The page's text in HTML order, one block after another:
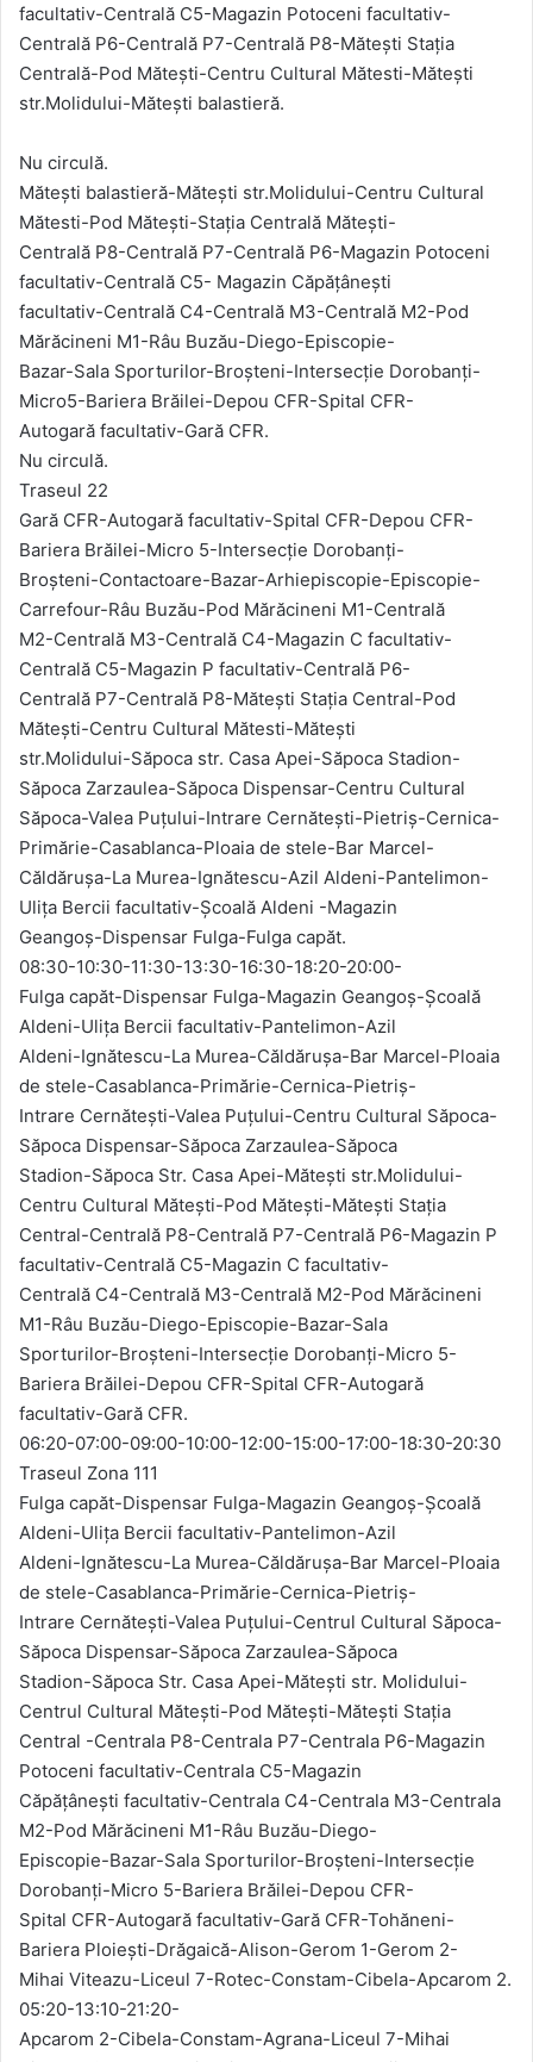
facultativ-Centrală C5-Magazin Potoceni facultativ-
Centrală P6-Centrală P7-Centrală P8-Mătești Stația
Centrală-Pod Mătești-Centru Cultural Mătesti-Mătești
str.Molidului-Mătești balastieră.
Nu circulă.
Mătești balastieră-Mătești str.Molidului-Centru Cultural
Mătesti-Pod Mătești-Stația Centrală Mătești-
Centrală P8-Centrală P7-Centrală P6-Magazin Potoceni
facultativ-Centrală C5- Magazin Căpățânești
facultativ-Centrală C4-Centrală M3-Centrală M2-Pod
Mărăcineni M1-Râu Buzău-Diego-Episcopie-
Bazar-Sala Sporturilor-Broșteni-Intersecție Dorobanţi-
Micro5-Bariera Brăilei-Depou CFR-Spital CFR-
Autogară facultativ-Gară CFR.
Nu circulă.
Traseul 22
Gară CFR-Autogară facultativ-Spital CFR-Depou CFR-
Bariera Brăilei-Micro 5-Intersecție Dorobanți-
Broșteni-Contactoare-Bazar-Arhiepiscopie-Episcopie-
Carrefour-Râu Buzău-Pod Mărăcineni M1-Centrală
M2-Centrală M3-Centrală C4-Magazin C facultativ-
Centrală C5-Magazin P facultativ-Centrală P6-
Centrală P7-Centrală P8-Mătești Stația Central-Pod
Mătești-Centru Cultural Mătesti-Mătești
str.Molidului-Săpoca str. Casa Apei-Săpoca Stadion-
Săpoca Zarzaulea-Săpoca Dispensar-Centru Cultural
Săpoca-Valea Puțului-Intrare Cernătești-Pietriș-Cernica-
Primărie-Casablanca-Ploaia de stele-Bar Marcel-
Căldărușa-La Murea-Ignătescu-Azil Aldeni-Pantelimon-
Ulița Bercii facultativ-Școală Aldeni -Magazin
Geangoș-Dispensar Fulga-Fulga capăt.
08:30-10:30-11:30-13:30-16:30-18:20-20:00-
Fulga capăt-Dispensar Fulga-Magazin Geangoș-Școală
Aldeni-Ulița Bercii facultativ-Pantelimon-Azil
Aldeni-Ignătescu-La Murea-Căldărușa-Bar Marcel-Ploaia
de stele-Casablanca-Primărie-Cernica-Pietriș-
Intrare Cernătești-Valea Puțului-Centru Cultural Săpoca-
Săpoca Dispensar-Săpoca Zarzaulea-Săpoca
Stadion-Săpoca Str. Casa Apei-Mătești str.Molidului-
Centru Cultural Mătești-Pod Mătești-Mătești Stația
Central-Centrală P8-Centrală P7-Centrală P6-Magazin P
facultativ-Centrală C5-Magazin C facultativ-
Centrală C4-Centrală M3-Centrală M2-Pod Mărăcineni
M1-Râu Buzău-Diego-Episcopie-Bazar-Sala
Sporturilor-Broșteni-Intersecție Dorobanți-Micro 5-
Bariera Brăilei-Depou CFR-Spital CFR-Autogară
facultativ-Gară CFR.
06:20-07:00-09:00-10:00-12:00-15:00-17:00-18:30-20:30
Traseul Zona 111
Fulga capăt-Dispensar Fulga-Magazin Geangoș-Școală
Aldeni-Ulița Bercii facultativ-Pantelimon-Azil
Aldeni-Ignătescu-La Murea-Căldărușa-Bar Marcel-Ploaia
de stele-Casablanca-Primărie-Cernica-Pietriș-
Intrare Cernătești-Valea Puțului-Centrul Cultural Săpoca-
Săpoca Dispensar-Săpoca Zarzaulea-Săpoca
Stadion-Săpoca Str. Casa Apei-Mătești str. Molidului-
Centrul Cultural Mătești-Pod Mătești-Mătești Stația
Central -Centrala P8-Centrala P7-Centrala P6-Magazin
Potoceni facultativ-Centrala C5-Magazin
Căpățânești facultativ-Centrala C4-Centrala M3-Centrala
M2-Pod Mărăcineni M1-Râu Buzău-Diego-
Episcopie-Bazar-Sala Sporturilor-Broșteni-Intersecție
Dorobanți-Micro 5-Bariera Brăilei-Depou CFR-
Spital CFR-Autogară facultativ-Gară CFR-Tohăneni-
Bariera Ploiești-Drăgaică-Alison-Gerom 1-Gerom 2-
Mihai Viteazu-Liceul 7-Rotec-Constam-Cibela-Apcarom 2.
05:20-13:10-21:20-
Apcarom 2-Cibela-Constam-Agrana-Liceul 7-Mihai